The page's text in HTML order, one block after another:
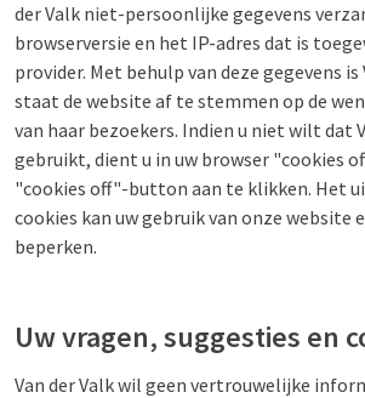
der Valk niet-persoonlijke gegevens
browserversie en het IP-adres dat is
provider. Met behulp van deze gegevens is
staat de website af te stemmen op de
van haar bezoekers. Indien u niet wilt dat
gebruikt, dient u in uw browser "cookies
"cookies off"-button aan te klikken. Het
cookies kan uw gebruik van onze website
beperken.
Uw vragen, suggesties en
Van der Valk wil geen vertrouwelijke